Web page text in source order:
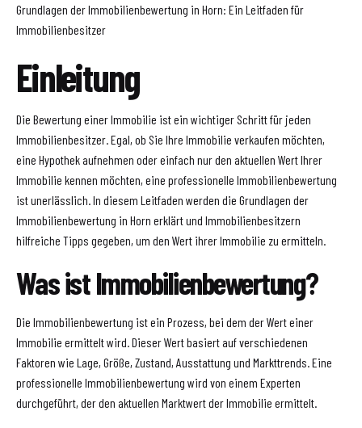
Grundlagen der Immobilienbewertung in Horn: Ein Leitfaden für
Immobilienbesitzer
Einleitung
Die Bewertung einer Immobilie ist ein wichtiger Schritt für jeden
Immobilienbesitzer. Egal, ob Sie Ihre Immobilie verkaufen möchten,
eine Hypothek aufnehmen oder einfach nur den aktuellen Wert Ihrer
Immobilie kennen möchten, eine professionelle Immobilienbewertung
ist unerlässlich. In diesem Leitfaden werden die Grundlagen der
Immobilienbewertung in Horn erklärt und Immobilienbesitzern
hilfreiche Tipps gegeben, um den Wert ihrer Immobilie zu ermitteln.
Was ist Immobilienbewertung?
Die Immobilienbewertung ist ein Prozess, bei dem der Wert einer
Immobilie ermittelt wird. Dieser Wert basiert auf verschiedenen
Faktoren wie Lage, Größe, Zustand, Ausstattung und Markttrends. Eine
professionelle Immobilienbewertung wird von einem Experten
durchgeführt, der den aktuellen Marktwert der Immobilie ermittelt.